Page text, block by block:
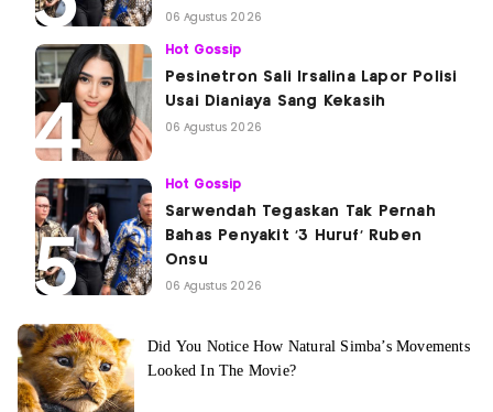
06 Agustus 2026
Hot Gossip
Pesinetron Sali Irsalina Lapor Polisi
Usai Dianiaya Sang Kekasih
06 Agustus 2026
Hot Gossip
Sarwendah Tegaskan Tak Pernah
Bahas Penyakit '3 Huruf' Ruben
Onsu
06 Agustus 2026